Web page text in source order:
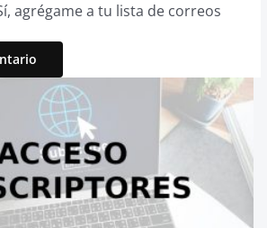
agrégame a tu lista de correos